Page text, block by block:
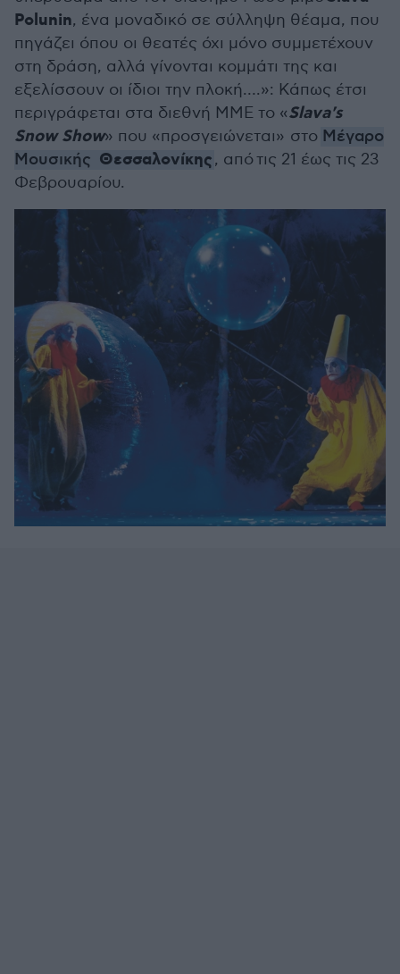
Polunin, ένα μοναδικό σε σύλληψη θέαμα, που
πηγάζει όπου οι θεατές όχι μόνο συμμετέχουν
στη δράση, αλλά γίνονται κομμάτι της και
εξελίσσουν οι ίδιοι την πλοκή….»: Κάπως έτσι
περιγράφεται στα διεθνή ΜΜΕ το «Slava's
Snow Show» που «προσγειώνεται» στο Μέγαρο
Μουσικής Θεσσαλονίκης, από τις 21 έως τις 23
Φεβρουαρίου.